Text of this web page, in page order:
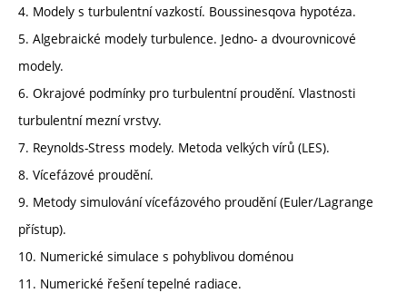
4. Modely s turbulentní vazkostí. Boussinesqova hypotéza.
5. Algebraické modely turbulence. Jedno- a dvourovnicové
modely.
6. Okrajové podmínky pro turbulentní proudění. Vlastnosti
turbulentní mezní vrstvy.
7. Reynolds-Stress modely. Metoda velkých vírů (LES).
8. Vícefázové proudění.
9. Metody simulování vícefázového proudění (Euler/Lagrange
přístup).
10. Numerické simulace s pohyblivou doménou
11. Numerické řešení tepelné radiace.